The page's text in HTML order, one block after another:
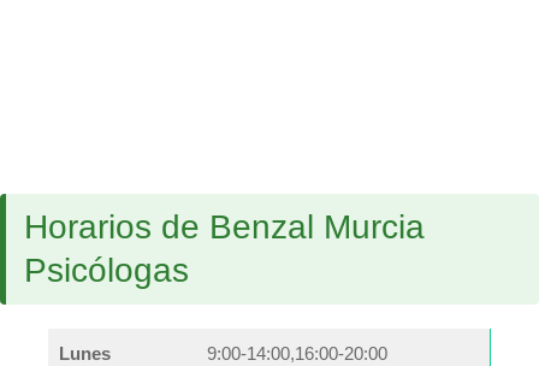
Horarios de Benzal Murcia
Psicólogas
Lunes 9:00-14:00,16:00-20:00